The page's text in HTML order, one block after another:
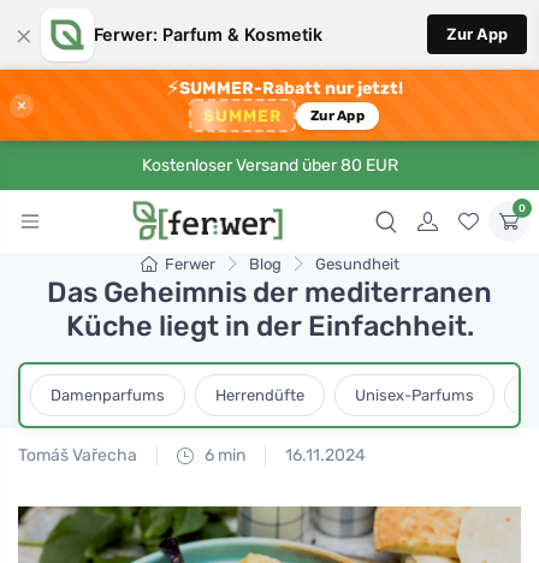
× Ferwer: Parfum & Kosmetik Zur App
×
⚡SUMMER-Rabatt nur jetzt!
SUMMER Zur App
Kostenloser Versand über 80 EUR
0
Ferwer Blog Gesundheit
Das Geheimnis der mediterranen
Küche liegt in der Einfachheit.
Damenparfums Herrendüfte Unisex-Parfums
Tomáš Vařecha 6 min 16.11.2024